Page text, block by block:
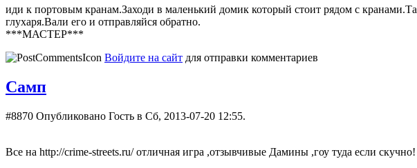
иди к портовым кранам.Заходи в маленький домик который стоит рядом с
глухаря.Вали его и отправляйся обратно.
***МАСТЕР***
Войдите на сайт для отправки комментариев
Самп
#8870 Опубликовано Гость в Сб, 2013-07-20 12:55.
Все на http://crime-streets.ru/ отличная игра ,отзывчивые Дамины ,гоу туда если скучно!